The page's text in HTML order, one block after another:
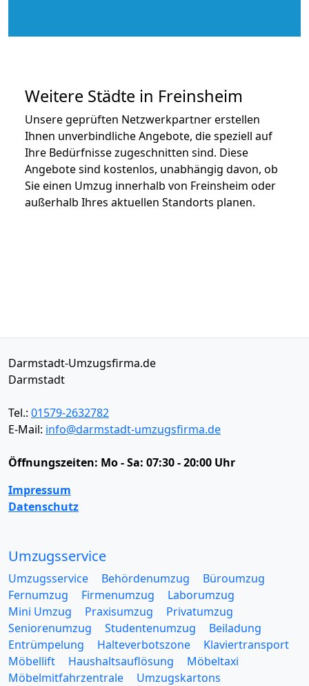
Weitere Städte in Freinsheim
Unsere geprüften Netzwerkpartner erstellen
Ihnen unverbindliche Angebote, die speziell auf
Ihre Bedürfnisse zugeschnitten sind. Diese
Angebote sind kostenlos, unabhängig davon, ob
Sie einen Umzug innerhalb von Freinsheim oder
außerhalb Ihres aktuellen Standorts planen.
Darmstadt-Umzugsfirma.de
Darmstadt
Tel.: 01579-2632782
E-Mail: info@darmstadt-umzugsfirma.de
Öffnungszeiten: Mo - Sa: 07:30 - 20:00 Uhr
Impressum
Datenschutz
Umzugsservice
Umzugsservice Behördenumzug
Büroumzug
Fernumzug
Firmenumzug
Laborumzug
Mini Umzug
Praxisumzug
Privatumzug
Seniorenumzug
Studentenumzug
Beiladung
Entrümpelung
Halteverbotszone
Klaviertransport
Möbellift
Haushaltsauflösung
Möbeltaxi
Möbelmitfahrzentrale
Umzugskartons